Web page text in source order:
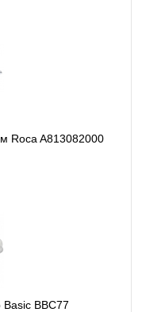
Roca A813082000
BBC77